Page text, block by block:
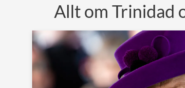
Allt om Trinidad